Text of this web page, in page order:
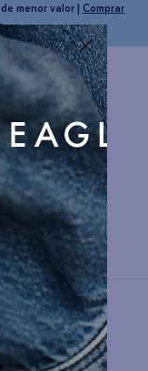
menor valor | Comprar
taloneras Hombre AE